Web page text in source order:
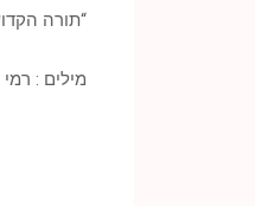
“תורה
מילים : רמי